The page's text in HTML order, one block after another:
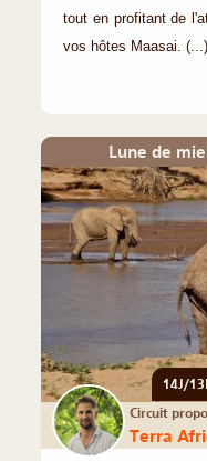
tout en profitant de
vos hôtes Maasai. (...)
Lune de
14J/
Circuit
Terra